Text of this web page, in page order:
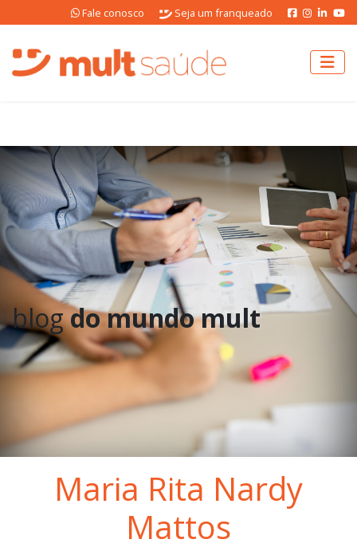
Fale conosco Seja um franqueado
blogdo mundo mult
Maria Rita Nardy
Mattos